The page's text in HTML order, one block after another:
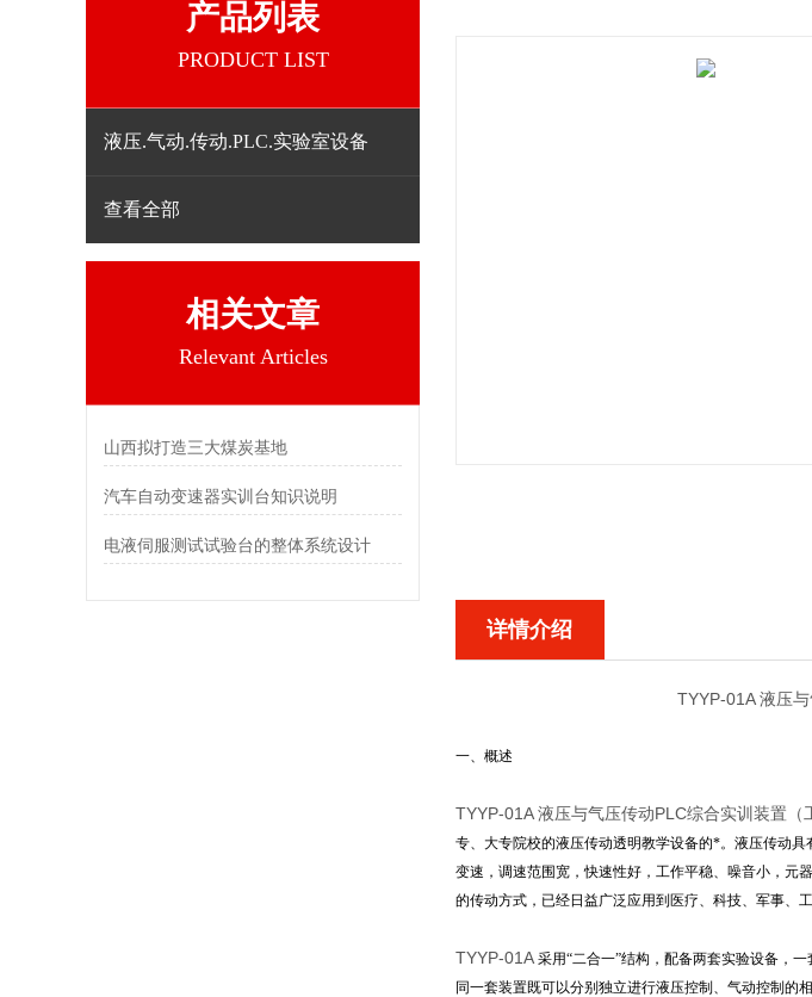
产品列表
PRODUCT LIST
液压.气动.传动.PLC.实验室设备
查看全部
相关文章
Relevant Articles
山西拟打造三大煤炭基地
汽车自动变速器实训台知识说明
电液伺服测试试验台的整体系统设计
详情介绍
TYYP-01A 液压
一、概述
TYYP-01A 液压与气压传动PLC综合实训装置
专、大专院校的液压传动透明教学设备的*。液压传动
变速，调速范围宽，快速性好，工作平稳、噪音小，元
的传动方式，已经日益广泛应用到医疗、科技、军事、
TYYP-01A 采用“二合一”结构，配备两套实验设备，
同一套装置既可以分别独立进行液压控制、气动控制的